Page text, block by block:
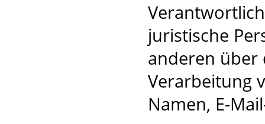
juristische
anderen über
Verarbeitung
Namen, E-